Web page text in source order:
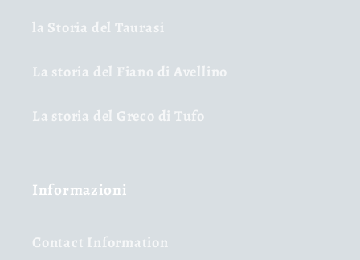
la Storia del Taurasi
La storia del Fiano di Avellino
La storia del Greco di Tufo
Informazioni
Contact Information